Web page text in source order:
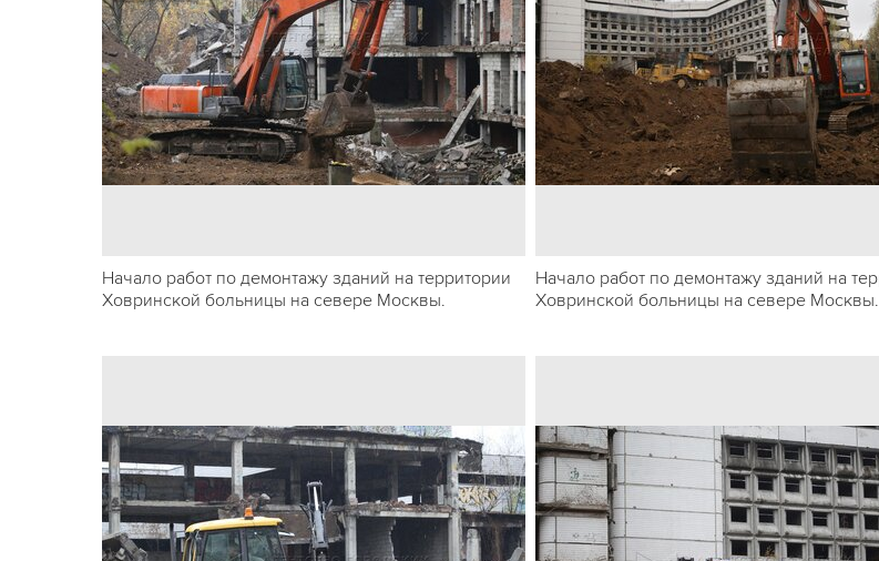
Начало работ по демонтажу зданий на территории
Ховринской больницы на севере Москвы.
Начало работ по демонтажу зданий на
Ховринской больницы на севере Москвы.